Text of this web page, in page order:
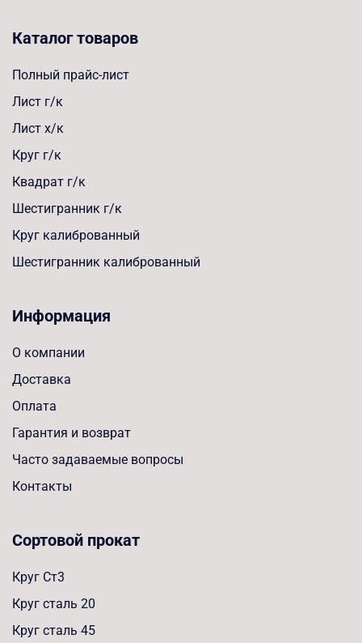
Каталог товаров
Полный прайс-лист
Лист г/к
Лист х/к
Круг г/к
Квадрат г/к
Шестигранник г/к
Круг калиброванный
Шестигранник калиброванный
Информация
О компании
Доставка
Оплата
Гарантия и возврат
Часто задаваемые вопросы
Контакты
Сортовой прокат
Круг Ст3
Круг сталь 20
Круг сталь 45